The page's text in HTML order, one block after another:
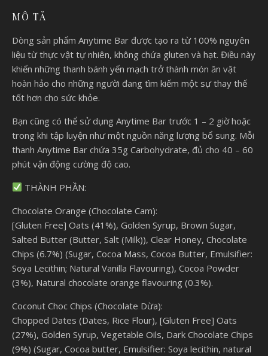
MÔ TẢ
Dòng sản phẩm Anytime Bar được tạo ra từ 100% nguyên
liệu từ thực vật tự nhiên, không chứa gluten và hạt. Điều này
khiến những thanh bánh yến mạch trở thành món ăn vặt
hoàn hảo cho những người đang tìm kiếm một sự thay thế
tốt hơn cho sức khỏe.
Bạn cũng có thể sử dụng Anytime Bar trước 1 – 2 giờ hoặc
trong khi tập luyện như một nguồn năng lượng bổ sung. Mỗi
thanh Anytime Bar chứa 35g Carbohydrate, đủ cho 40 – 60
phút vận động cường độ cao.
THÀNH PHẦN:
Chocolate Orange (Chocolate Cam):
[Gluten Free] Oats (41%), Golden Syrup, Brown Sugar,
Salted Butter (Butter, Salt (Milk)), Clear Honey, Chocolate
Chips (6.7%) (Sugar, Cocoa Mass, Cocoa Butter, Emulsifier:
Soya Lecithin; Natural Vanilla Flavouring), Cocoa Powder
(3%), Natural chocolate orange flavouring (0.3%).
Coconut Choc Chips (Chocolate Dừa):
Chopped Dates (Dates, Rice Flour), [Gluten Free] Oats
(27%), Golden Syrup, Vegetable Oils, Dark Chocolate Chips
(9%) (Sugar, Cocoa butter, Emulsifier: Soya lecithin, natural